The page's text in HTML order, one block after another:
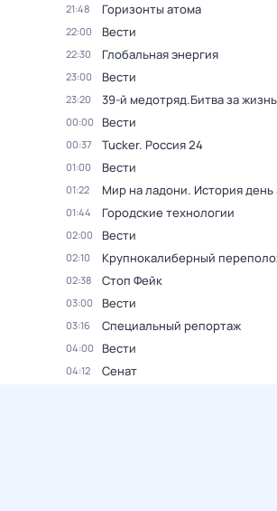
21:48 Горизонты атома
22:00 Вести
22:30 Глобальная энергия
23:00 Вести
23:20 39-й медотряд.Битва за жизнь
00:00 Вести
00:37 Tucker. Россия 24
01:00 Вести
01:22 Мир на ладони. История день
01:44 Городские технологии
02:00 Вести
02:10 Крупнокалиберный
02:38 Стоп Фейк
03:00 Вести
03:16 Специальный репортаж
04:00 Вести
04:12 Сенат